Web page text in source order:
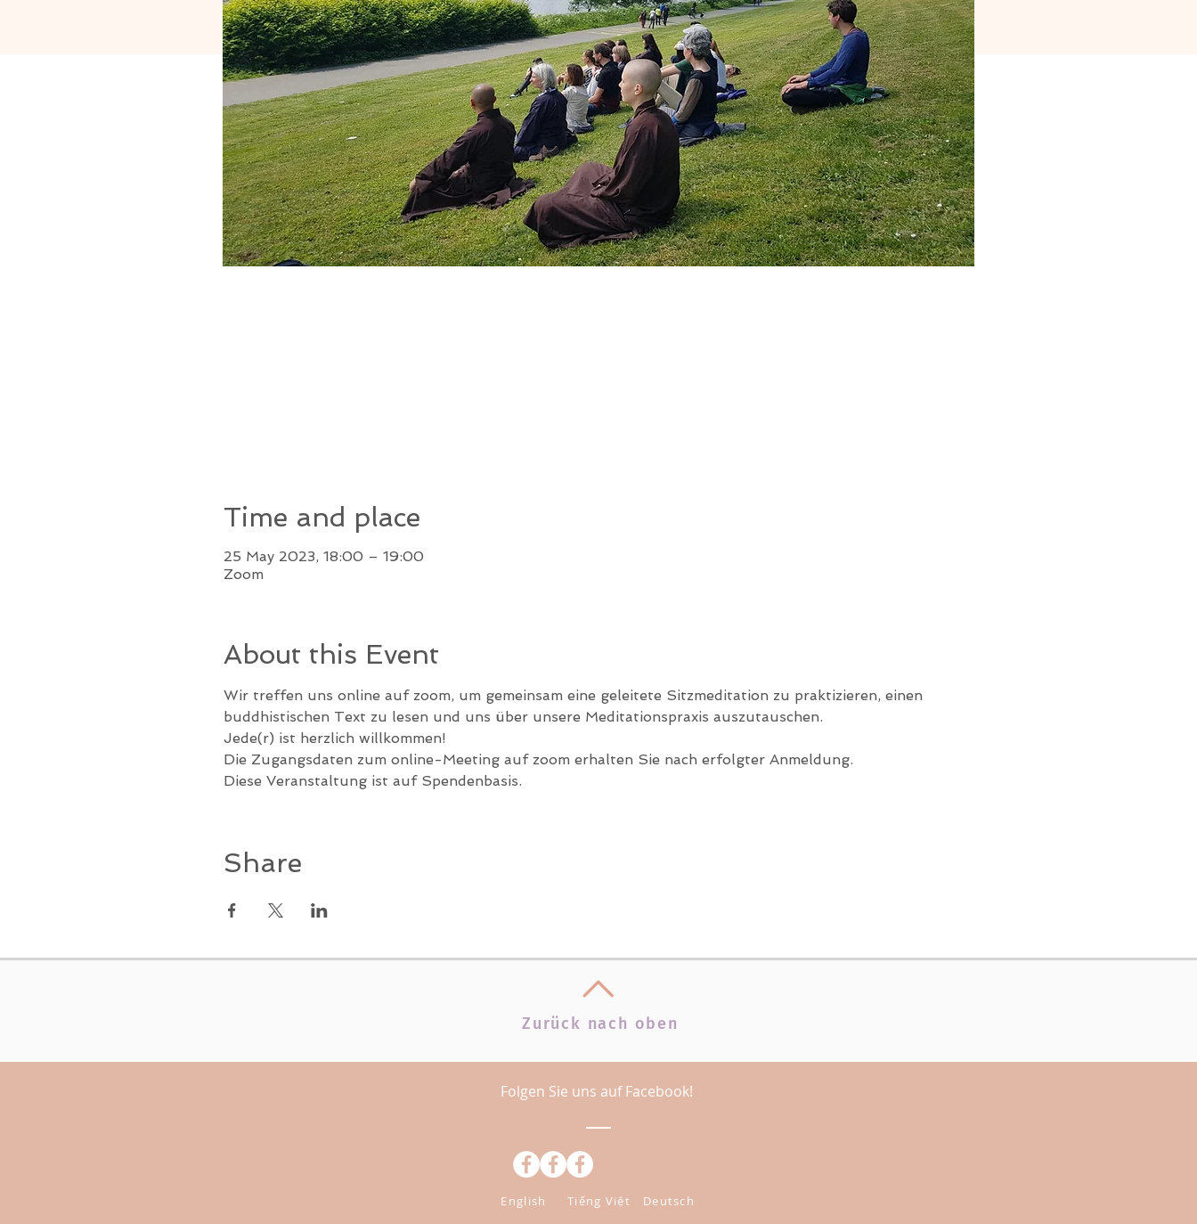
Time and place
25 May 2023, 18:00 – 19:00
Zoom
About this Event
Wir treffen uns online auf zoom, um gemeinsam eine geleitete Sitzmeditation zu praktizieren, einen
buddhistischen Text zu lesen und uns über unsere Meditationspraxis auszutauschen.
Jede(r) ist herzlich willkommen!
Die Zugangsdaten zum online-Meeting auf zoom erhalten Sie nach erfolgter Anmeldung.
Diese Veranstaltung ist auf Spendenbasis.
Share
Zurück nach oben
Folgen Sie uns auf Facebook!
English Tiếng Việt
Deutsch